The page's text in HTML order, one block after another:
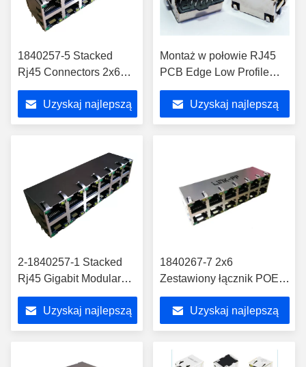
1840257-5 Stacked
Rj45 Connectors 2x6
10/100 / 1000Base-T
Magnetic 1840257-6
Uzyskaj najlepszą
Montaż w połowie RJ45
PCB Edge Low Profile
Jack W / LED,
LPJE4713AHNL
Uzyskaj najlepszą
2-1840257-1 Stacked
Rj45 Gigabit Modular
Jack 2x6 Shield W /
LED 2-1840257-2
Uzyskaj najlepszą
1840267-7 2x6
Zestawiony łącznik POE
RJ45 z prędkością
1000Base-T
Uzyskaj najlepszą